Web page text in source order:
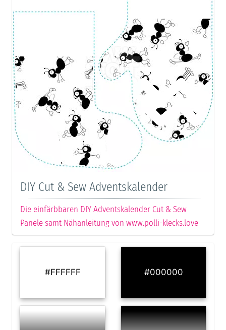
DIY Cut & Sew Adventskalender
Die einfärbbaren DIY Adventskalender Cut & Sew
Panele samt Nähanleitung von www.polli-klecks.love
#FFFFFF #000000